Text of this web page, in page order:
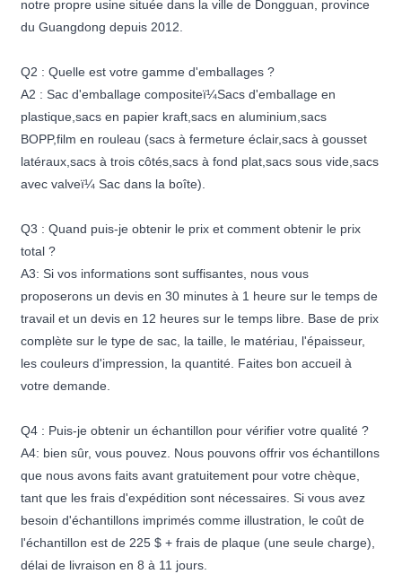
notre propre usine située dans la ville de Dongguan, province
du Guangdong depuis 2012.
Q2 : Quelle est votre gamme d'emballages ?
A2 : Sac d'emballage compositeï¼Sacs d'emballage en
plastique,sacs en papier kraft,sacs en aluminium,sacs
BOPP,film en rouleau (sacs à fermeture éclair,sacs à gousset
latéraux,sacs à trois côtés,sacs à fond plat,sacs sous vide,sacs
avec valveï¼ Sac dans la boîte).
Q3 : Quand puis-je obtenir le prix et comment obtenir le prix
total ?
A3: Si vos informations sont suffisantes, nous vous
proposerons un devis en 30 minutes à 1 heure sur le temps de
travail et un devis en 12 heures sur le temps libre. Base de prix
complète sur le type de sac, la taille, le matériau, l'épaisseur,
les couleurs d'impression, la quantité. Faites bon accueil à
votre demande.
Q4 : Puis-je obtenir un échantillon pour vérifier votre qualité ?
A4: bien sûr, vous pouvez. Nous pouvons offrir vos échantillons
que nous avons faits avant gratuitement pour votre chèque,
tant que les frais d'expédition sont nécessaires. Si vous avez
besoin d'échantillons imprimés comme illustration, le coût de
l'échantillon est de 225 $ + frais de plaque (une seule charge),
délai de livraison en 8 à 11 jours.